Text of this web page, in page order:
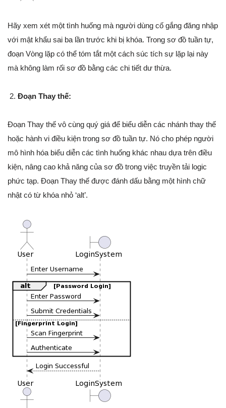
Hãy xem xét một tình huống mà người dùng cố gắng đăng nhập
với mật khẩu sai ba lần trước khi bị khóa. Trong sơ đồ tuần tự,
đoạn Vòng lặp có thể tóm tắt một cách súc tích sự lặp lại này
mà không làm rối sơ đồ bằng các chi tiết dư thừa.
Đoạn Thay thế:
Đoạn Thay thế vô cùng quý giá để biểu diễn các nhánh thay thế
hoặc hành vi điều kiện trong sơ đồ tuần tự. Nó cho phép người
mô hình hóa biểu diễn các tình huống khác nhau dựa trên điều
kiện, nâng cao khả năng của sơ đồ trong việc truyền tải logic
phức tạp. Đoạn Thay thế được đánh dấu bằng một hình chữ
nhật có từ khóa nhỏ ‘alt’.